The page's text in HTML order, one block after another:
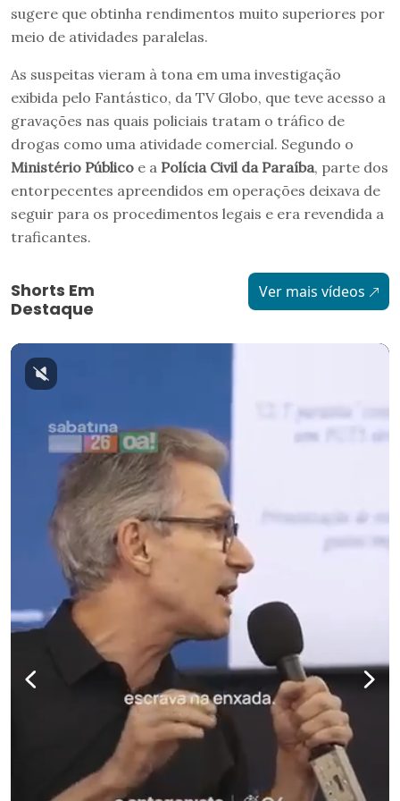
sugere que obtinha rendimentos muito superiores por
meio de atividades paralelas.
As suspeitas vieram à tona em uma investigação
exibida pelo Fantástico, da TV Globo, que teve acesso a
gravações nas quais policiais tratam o tráfico de
drogas como uma atividade comercial. Segundo o
Ministério Público e a Polícia Civil da Paraíba, parte dos
entorpecentes apreendidos em operações deixava de
seguir para os procedimentos legais e era revendida a
traficantes.
Shorts Em
Destaque
Ver mais vídeos